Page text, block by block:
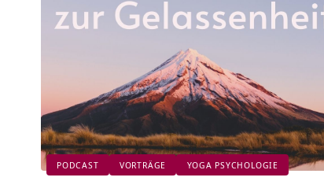
PODCAST VORTRÄGE YOGA PSYCHOLOGIE